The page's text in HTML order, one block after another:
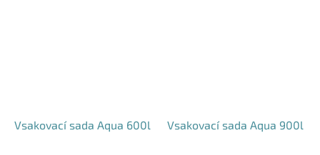
Vsakovací sada Aqua 600l Vsakovací sada Aqua 900l